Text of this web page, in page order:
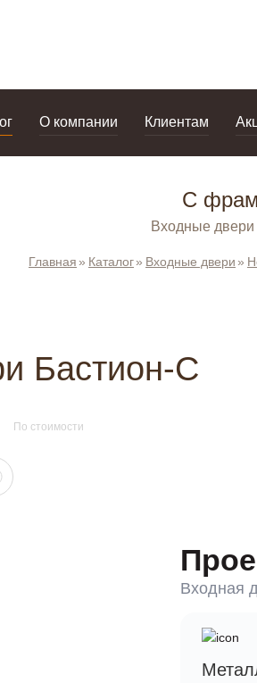
О компании Клиентам
С
Входные
Главная Каталог Входные двери
Бастион-С
По стоимости
Входная